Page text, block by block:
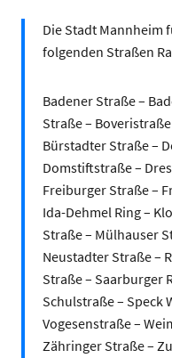
Die Stadt Mannheim
folgenden Straßen
Badener Straße –
Straße –
Bürstadter Straße –
Domstiftstraße –
Freiburger Straße –
Ida-Dehmel Ring –
Straße – Mülhauser
Neustadter Straße –
Straße – Saarburger
Schulstraße – Speck
Vogesenstraße –
Zähringer Straße –